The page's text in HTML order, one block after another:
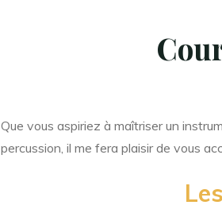
Que vous aspiriez à maîtriser un
percussion, il me fera plaisir de vous